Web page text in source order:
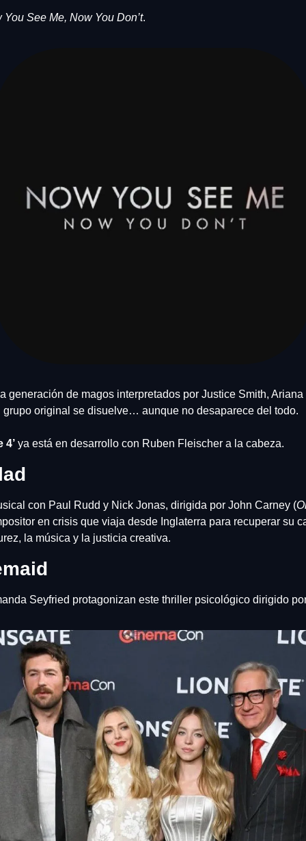
You See Me, Now You Don’t.
generación de magos interpretados por Justice Smith,
grupo original se disuelve… aunque no desaparece del todo.
4’ ya está en desarrollo con Ruben Fleischer a la cabeza.
con Paul Rudd y Nick Jonas, dirigida por John Carney (
en crisis que viaja desde Inglaterra para recuperar su
la música y la justicia creativa.
Seyfried protagonizan este thriller psicológico dirigido